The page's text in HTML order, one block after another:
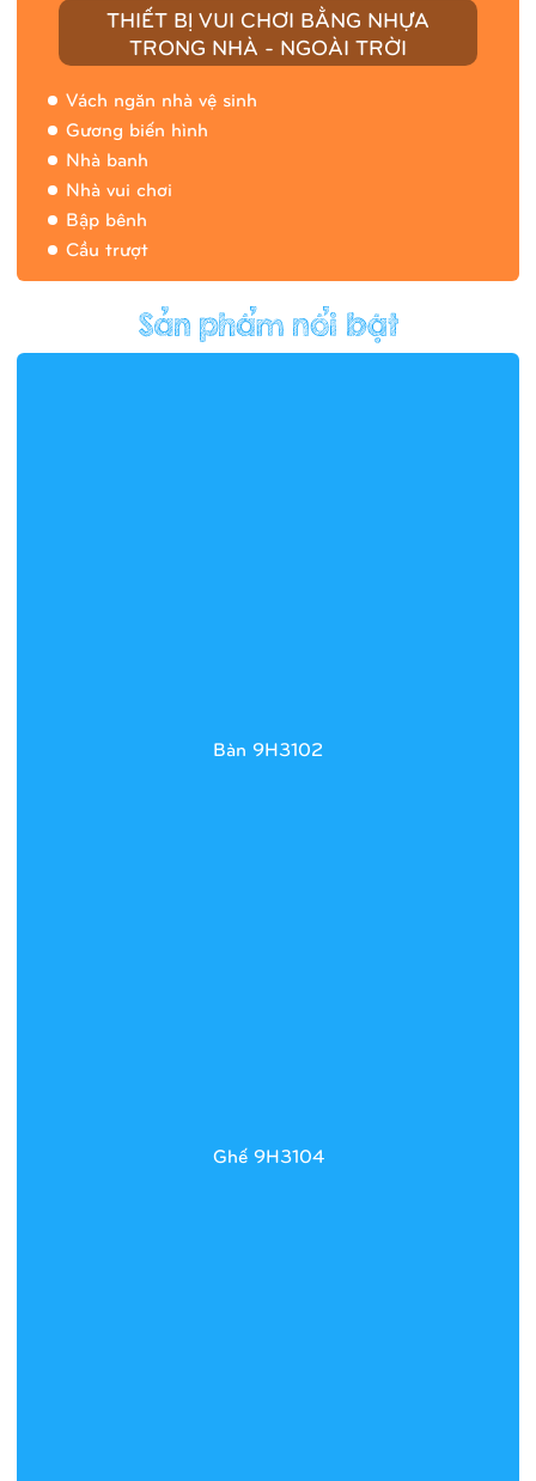
THIẾT BỊ VUI CHƠI BẰNG NHỰA
TRONG NHÀ - NGOÀI TRỜI
Vách ngăn nhà vệ sinh
Gương biến hình
Nhà banh
Nhà vui chơi
Bập bênh
Cầu trượt
Hàng rào/nhà banh 9H5412
Bàn 9H3102
Ghế 9H3104